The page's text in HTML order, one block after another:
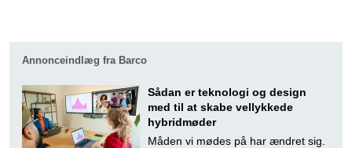
Annonceindlæg fra Barco
Sådan er teknologi og design
med til at skabe vellykkede
hybridmøder
Måden vi mødes på har ændret sig.